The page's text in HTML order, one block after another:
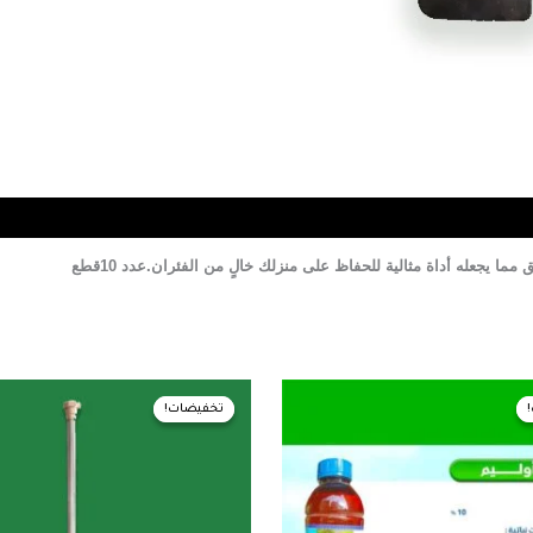
أداة مثالية للحفاظ على منزلك خالٍ من الفئران.عدد 10قطع
السعر
تخفيضات!
تخفيضات!
السعر
الأصلي
هو:
السعر
الحالي
310,00 EGP.